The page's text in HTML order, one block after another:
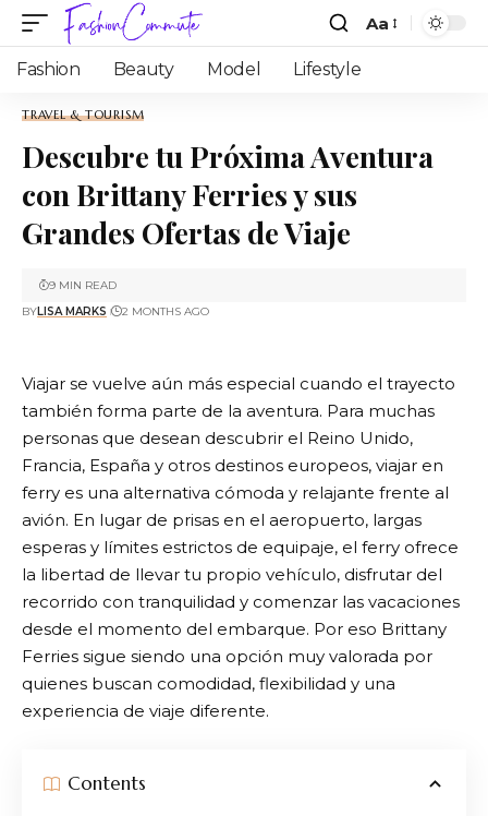
Aa
Fashion Beauty Model Lifestyle
TRAVEL & TOURISM
Descubre tu Próxima Aventura
con Brittany Ferries y sus
Grandes Ofertas de Viaje
BYLISA MARKS 2 MONTHS AGO
9 MIN READ
Viajar se vuelve aún más especial cuando el trayecto
también forma parte de la aventura. Para muchas
personas que desean descubrir el Reino Unido,
Francia, España y otros destinos europeos, viajar en
ferry es una alternativa cómoda y relajante frente al
avión. En lugar de prisas en el aeropuerto, largas
esperas y límites estrictos de equipaje, el ferry ofrece
la libertad de llevar tu propio vehículo, disfrutar del
recorrido con tranquilidad y comenzar las vacaciones
desde el momento del embarque. Por eso Brittany
Ferries sigue siendo una opción muy valorada por
quienes buscan comodidad, flexibilidad y una
experiencia de viaje diferente.
Contents